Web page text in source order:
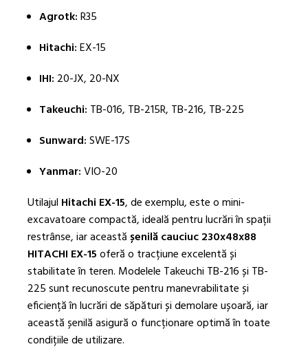
Agrotk:R35
Hitachi:EX-15
IHI: 20-JX, 20-NX
Takeuchi: TB-016, TB-215R, TB-216, TB-225
Sunward:SWE-17S
Yanmar:VIO-20
Utilajul Hitachi EX-15, de exemplu, este o mini-
excavatoare compactă, ideală pentru lucrări în spații
restrânse, iar aceastășenilă cauciuc 230x48x88
HITACHI EX-15oferă o tracțiune excelentă și
stabilitate în teren. Modelele Takeuchi TB-216 și TB-
225 sunt recunoscute pentru manevrabilitate și
eficiență în lucrări de săpături și demolare ușoară, iar
această șenilă asigură o funcționare optimă în toate
condițiile de utilizare.